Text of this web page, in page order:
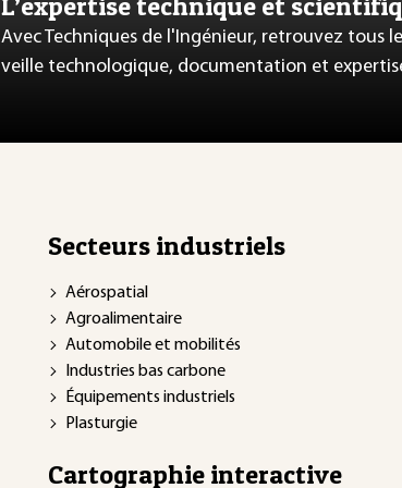
Avec Techniques de l'Ingénieur, retrouvez tous
veille technologique, documentation et
Secteurs industriels
Aérospatial
Agroalimentaire
Automobile et mobilités
Industries bas carbone
Équipements industriels
Plasturgie
Cartographie interactive